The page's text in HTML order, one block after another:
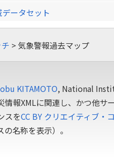
ータセット
> 気象警報過去マップ
KITAMOTO, National
情報XMLに関連し、かつ他サ
スをCC BY クリエイティブ・
名称を表示）。